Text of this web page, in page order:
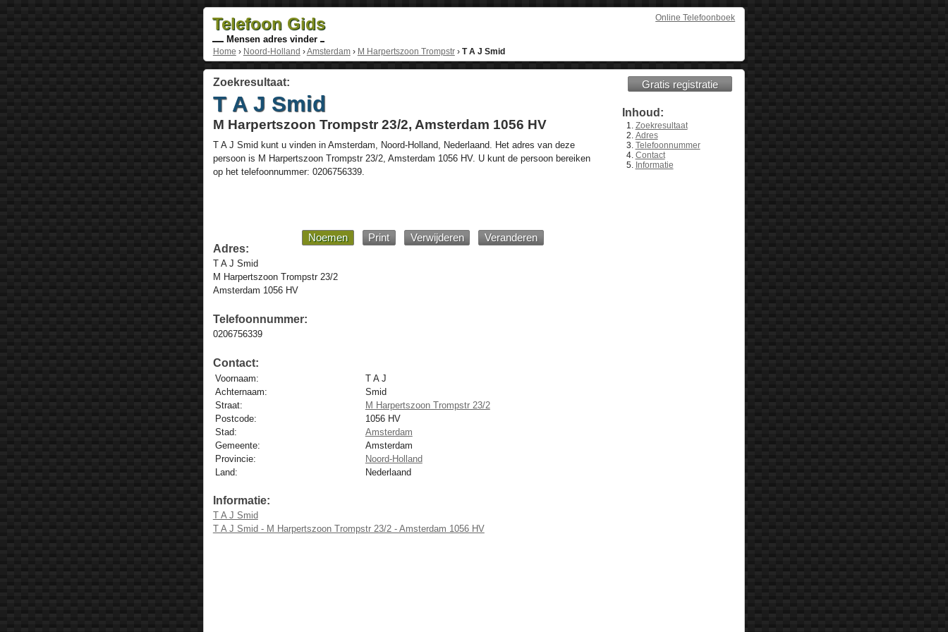
Online Telefoonboek
Telefoon Gids
Mensen adres vinder
Home › Noord-Holland ›Amsterdam› M Harpertszoon Trompstr› T A J Smid
Zoekresultaat:
T A J Smid
M Harpertszoon Trompstr 23/2, Amsterdam 1056 HV
T A J Smidkunt u vinden in Amsterdam Noord-Holland, Nederlaand. Het adres van deze
persoon is M Harpertszoon Trompstr 23/2, Amsterdam 1056 HV. U kunt de persoon bereiken
op het telefoonnummer: 0206756339.
Noemen Print Verwijderen
Veranderen
Adres:
T A J Smid
M Harpertszoon Trompstr 23/2
Amsterdam 1056 HV
Telefoonnummer:
0206756339
Contact:
Voornaam:
T A J
Achternaam:
Smid
Straat:
M Harpertszoon Trompstr 23/2
Postcode:
1056 HV
Stad:
Amsterdam
Gemeente:
Amsterdam
Provincie:
Noord-Holland
Land:
Nederlaand
Informatie:
T A J Smid
T A J Smid - M Harpertszoon Trompstr 23/2 - Amsterdam 1056 HV
Gratis registratie
Inhoud:
Zoekresultaat
Adres
Telefoonnummer
Contact
Informatie